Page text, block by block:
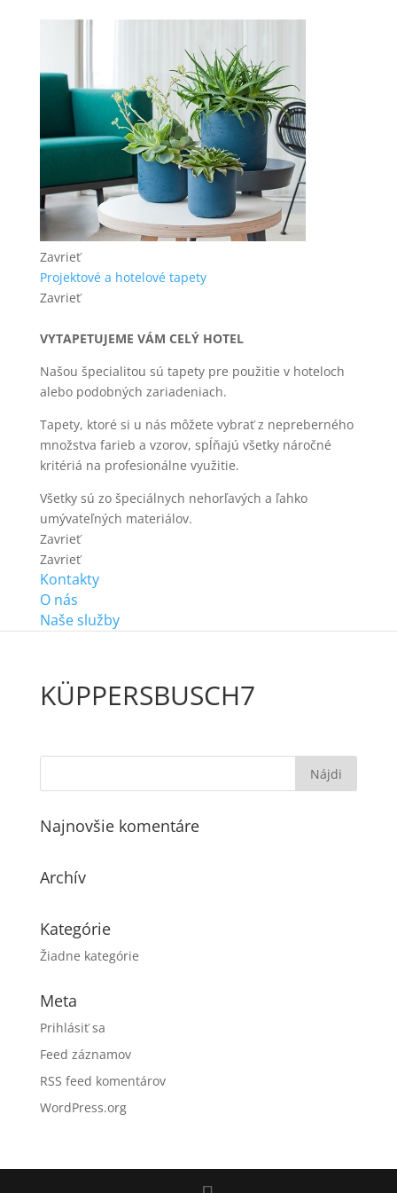
Zavrieť
Projektové a hotelové tapety
Zavrieť
VYTAPETUJEME VÁM CELÝ HOTEL
Našou špecialitou sú tapety pre použitie v hoteloch
alebo podobných zariadeniach.
Tapety, ktoré si u nás môžete vybrať z nepreberného
množstva farieb a vzorov, spĺňajú všetky náročné
kritériá na profesionálne využitie.
Všetky sú zo špeciálnych nehorľavých a ľahko
umývateľných materiálov.
Zavrieť
Zavrieť
Kontakty
O nás
Naše služby
KÜPPERSBUSCH7
Najnovšie komentáre
Archív
Kategórie
Žiadne kategórie
Meta
Prihlásiť sa
Feed záznamov
RSS feed komentárov
WordPress.org